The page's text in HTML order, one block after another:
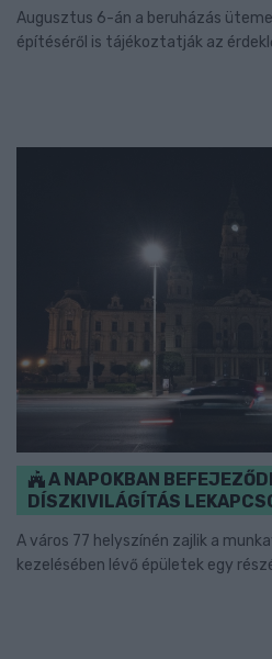
Augusztus 6-án a beruházás
építéséről is tájékoztatják az
A NAPOKBAN
DÍSZKIVILÁGÍTÁS
A város 77 helyszínén zajlik a
kezelésében lévő épületek egy